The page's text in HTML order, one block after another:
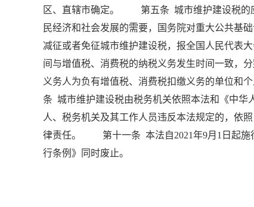
区、直辖市确定。 第五条 城市维护建设税的
民经济和社会发展的需要，国务院对重大公共基
减征或者免征城市维护建设税，报全国人民代
间与增值税、消费税的纳税义务发生时间一致
义务人为负有增值税、消费税扣缴义务的单位
条 城市维护建设税由税务机关依照本法和《中
人、税务机关及其工作人员违反本法规定的，依
律责任。 第十一条 本法自2021年9月1日起施
行条例》同时废止。